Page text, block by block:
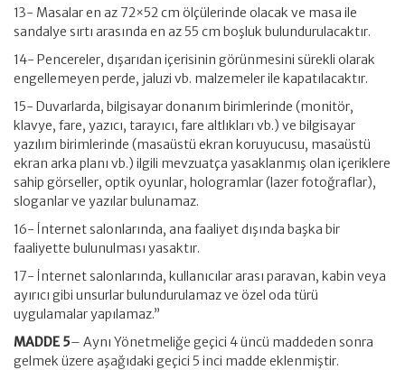
13- Masalar en az 72×52 cm ölçülerinde olacak ve masa ile
sandalye sırtı arasında en az 55 cm boşluk bulundurulacaktır.
14- Pencereler, dışarıdan içerisinin görünmesini sürekli olarak
engellemeyen perde, jaluzi vb. malzemeler ile kapatılacaktır.
15- Duvarlarda, bilgisayar donanım birimlerinde (monitör,
klavye, fare, yazıcı, tarayıcı, fare altlıkları vb.) ve bilgisayar
yazılım birimlerinde (masaüstü ekran koruyucusu, masaüstü
ekran arka planı vb.) ilgili mevzuatça yasaklanmış olan içeriklere
sahip görseller, optik oyunlar, hologramlar (lazer fotoğraflar),
sloganlar ve yazılar bulunamaz.
16- İnternet salonlarında, ana faaliyet dışında başka bir
faaliyette bulunulması yasaktır.
17- İnternet salonlarında, kullanıcılar arası paravan, kabin veya
ayırıcı gibi unsurlar bulundurulamaz ve özel oda türü
uygulamalar yapılamaz.”
MADDE 5– Aynı Yönetmeliğe geçici 4 üncü maddeden sonra
gelmek üzere aşağıdaki geçici 5 inci madde eklenmiştir.